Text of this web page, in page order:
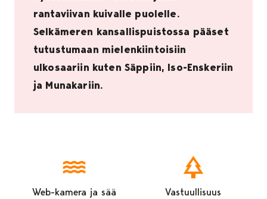
rantaviivan kuivalle puolelle.
Selkämeren kansallispuistossa pääset
tutustumaan mielenkiintoisiin
ulkosaariin kuten Säppiin, Iso-Enskeriin
ja Munakariin.
Web-kamera ja sää Vastuullisuus